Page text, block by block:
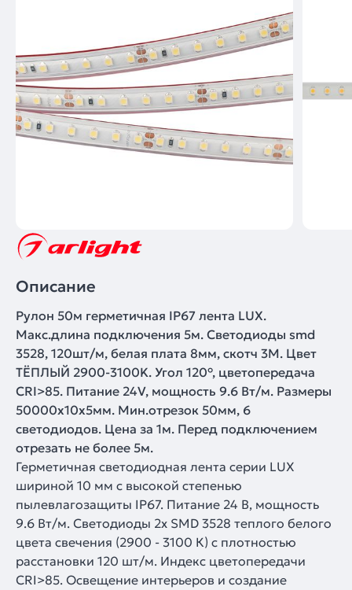
Описание
Рулон 50м герметичная IP67 лента LUX.
Макс.длина подключения 5м. Светодиоды smd
3528, 120шт/м, белая плата 8мм, скотч 3М. Цвет
ТЁПЛЫЙ 2900-3100K. Угол 120°, цветопередача
CRI>85. Питание 24V, мощность 9.6 Вт/м. Размеры
50000х10х5мм. Мин.отрезок 50мм, 6
светодиодов. Цена за 1м. Перед подключением
отрезать не более 5м.
Герметичная светодиодная лента серии LUX
шириной 10 мм с высокой степенью
пылевлагозащиты IP67. Питание 24 В, мощность
9.6 Вт/м. Светодиоды 2х SMD 3528 теплого белого
цвета свечения (2900 - 3100 К) с плотностью
расстановки 120 шт/м. Индекс цветопередачи
CRI>85. Освещение интерьеров и создание